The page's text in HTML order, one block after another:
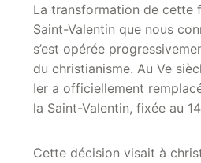
La transformation de cette
Saint-Valentin que nous
s’est opérée
du christianisme. Au Ve
Ier a officiellement
la Saint-Valentin, fixée au
Cette décision visait à